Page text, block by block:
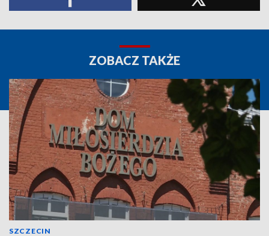
ZOBACZ TAKŻE
SZCZECIN